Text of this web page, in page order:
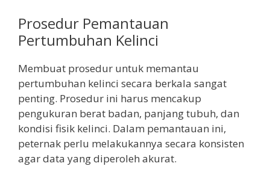
Prosedur Pemantauan
Pertumbuhan Kelinci
Membuat prosedur untuk memantau
pertumbuhan kelinci secara berkala sangat
penting. Prosedur ini harus mencakup
pengukuran berat badan, panjang tubuh, dan
kondisi fisik kelinci. Dalam pemantauan ini,
peternak perlu melakukannya secara konsisten
agar data yang diperoleh akurat.